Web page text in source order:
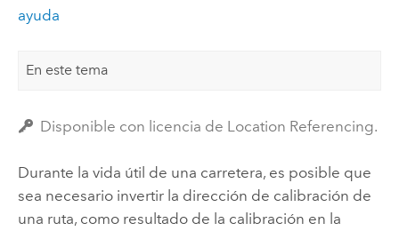
ayuda
En este tema
Disponible con licencia de Location Referencing.
Durante la vida útil de una carretera, es posible que
sea necesario invertir la dirección de calibración de
una ruta, como resultado de la calibración en la